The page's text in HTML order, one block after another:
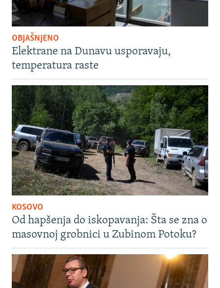
OBJAŠNJENO
Elektrane na Dunavu usporavaju,
temperatura raste
KOSOVO
Od hapšenja do iskopavanja: Šta se zna o
masovnoj grobnici u Zubinom Potoku?